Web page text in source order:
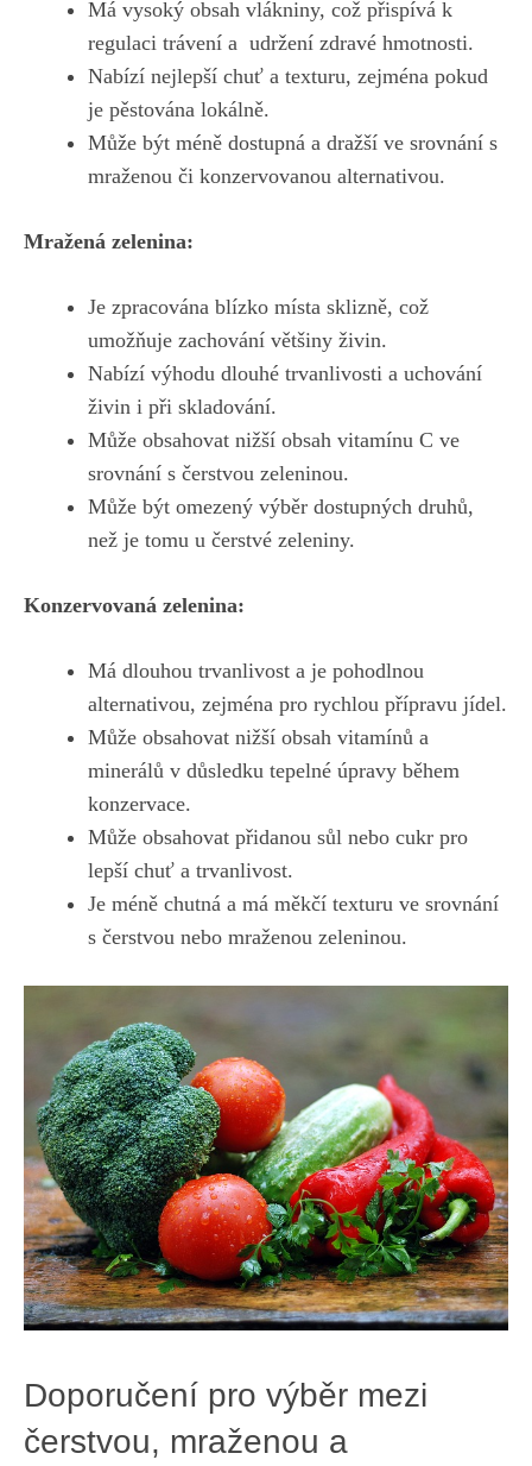
Má‍ vysoký​ obsah vlákniny, což přispívá ‌k
regulaci trávení a ​ udržení zdravé‍ hmotnosti.
Nabízí nejlepší chuť ⁣a texturu, zejména pokud
je ‍pěstována lokálně.
Může být méně dostupná a dražší‌ ve srovnání s
mraženou⁢ či konzervovanou alternativou.
Mražená zelenina:
Je zpracována blízko‍ místa sklizně, což
umožňuje ⁣zachování většiny živin.
Nabízí výhodu dlouhé trvanlivosti a uchování
živin​ i při skladování.
Může obsahovat ⁣nižší obsah​ vitamínu C ve
srovnání s čerstvou zeleninou.
Může být⁣ omezený výběr‍ dostupných⁢ druhů,
než ⁣je tomu u čerstvé zeleniny.
Konzervovaná ‍zelenina:
Má dlouhou trvanlivost a⁣ je pohodlnou
⁢alternativou, zejména pro rychlou​ přípravu jídel.
Může obsahovat ​nižší obsah vitamínů‌ a⁢
minerálů v ‌důsledku tepelné úpravy během
konzervace.
Může obsahovat ⁤přidanou ⁤sůl nebo ⁢cukr pro
lepší ​chuť ‌a trvanlivost.
Je⁤ méně⁤ chutná ‌a má měkčí texturu ve srovnání
s čerstvou ⁣nebo mraženou zeleninou.
Doporučení ‍pro výběr mezi
čerstvou, mraženou a